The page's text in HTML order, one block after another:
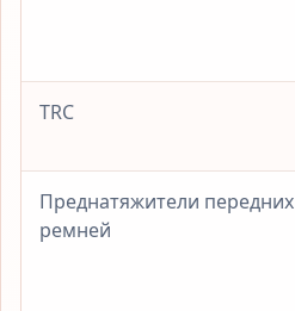
TRC
Преднатяжители передних
ремней